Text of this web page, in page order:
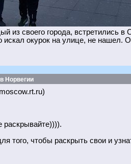
из своего города, встретились
искал окурок на улице, не нашел.
Норвегии
раскрывайте)))).
того, чтобы раскрыть свои и